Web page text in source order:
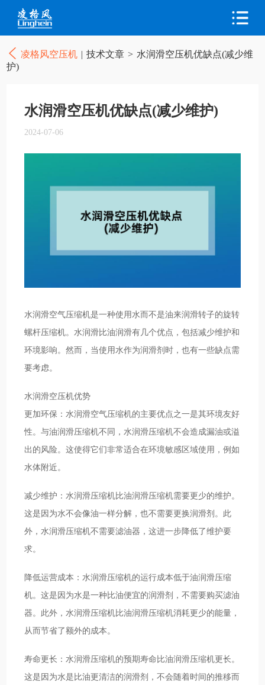
凌格风空压机 | 技术文章 > 水润滑空压机优缺点(减少维
护)
水润滑空压机优缺点(减少维护)
2024-07-06
水润滑空气压缩机是一种使用水而不是油来润滑转子的旋转
螺杆压缩机。水润滑比油润滑有几个优点，包括减少维护和
环境影响。然而，当使用水作为润滑剂时，也有一些缺点需
要考虑。
水润滑空压机优势
更加环保：水润滑空气压缩机的主要优点之一是其环境友好
性。与油润滑压缩机不同，水润滑压缩机不会造成漏油或溢
出的风险。这使得它们非常适合在环境敏感区域使用，例如
水体附近。
减少维护：水润滑压缩机比油润滑压缩机需要更少的维护。
这是因为水不会像油一样分解，也不需要更换润滑剂。此
外，水润滑压缩机不需要滤油器，这进一步降低了维护要
求。
降低运营成本：水润滑压缩机的运行成本低于油润滑压缩
机。这是因为水是一种比油便宜的润滑剂，不需要购买滤油
器。此外，水润滑压缩机比油润滑压缩机消耗更少的能量，
从而节省了额外的成本。
寿命更长：水润滑压缩机的预期寿命比油润滑压缩机更长。
这是因为水是比油更清洁的润滑剂，不会随着时间的推移而